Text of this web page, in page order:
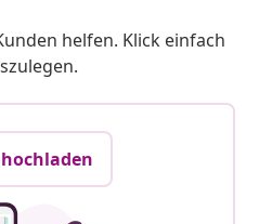
helfen. Klick einfach